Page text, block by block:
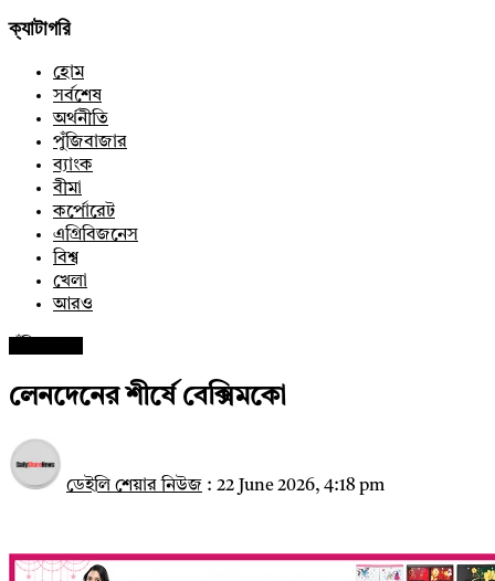
ক্যাটাগরি
হোম
সর্বশেষ
অর্থনীতি
পুঁজিবাজার
ব্যাংক
বীমা
কর্পোরেট
এগ্রিবিজনেস
বিশ্ব
খেলা
আরও
লেনদেনের শীর্ষে বেক্সিমকো
ডেইলি শেয়ার নিউজ : 22 June 2026, 4:18 pm